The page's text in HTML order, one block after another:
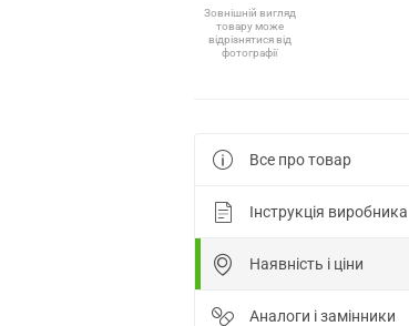
Зовнішній вигляд
товару може
відрізнятися від
фотографії
Все про товар
Інструкція виробника
Наявність і ціни
Аналоги і замінники